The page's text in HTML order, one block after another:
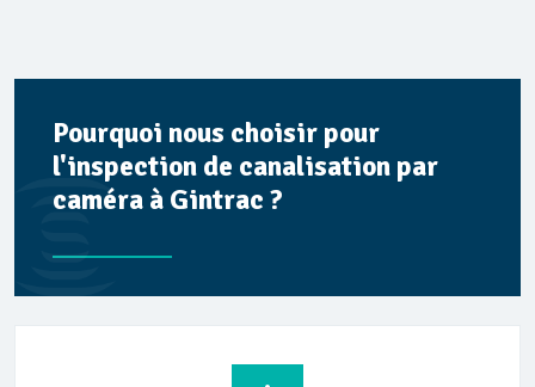
Pourquoi nous choisir pour
l'inspection de canalisation par
caméra à Gintrac ?